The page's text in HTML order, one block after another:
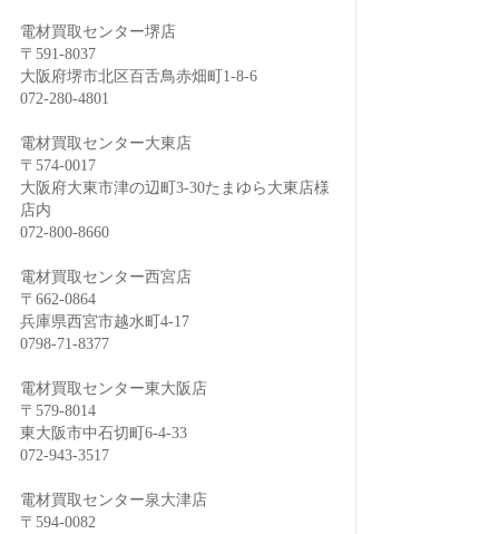
電材買取センター堺店
〒591-8037
大阪府堺市北区百舌鳥赤畑町1-8-6
072-280-4801
電材買取センター大東店
〒574-0017
大阪府大東市津の辺町3-30たまゆら大東店様
店内
072-800-8660
電材買取センター西宮店
〒662-0864
兵庫県西宮市越水町4-17
0798-71-8377
電材買取センター東大阪店
〒579-8014
東大阪市中石切町6-4-33
072-943-3517
電材買取センター泉大津店
〒594-0082